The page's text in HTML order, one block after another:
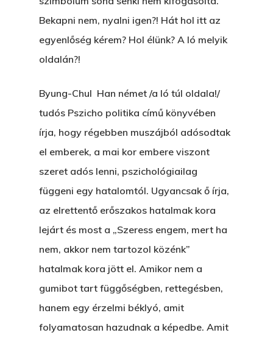
Bekapni nem, nyalni igen?! Hát hol itt az
egyenlőség kérem? Hol élünk? A ló melyik
oldalán?!
Byung-Chul Han német /a ló túl oldala!/
tudós Pszicho politika című könyvében
írja, hogy régebben muszájból adósodtak
el emberek, a mai kor embere viszont
szeret adós lenni, pszichológiailag
függeni egy hatalomtól. Ugyancsak ő írja,
az elrettentő erőszakos hatalmak kora
lejárt és most a „Szeress engem, mert ha
nem, akkor nem tartozol közénk”
hatalmak kora jött el. Amikor nem a
gumibot tart függőségben, rettegésben,
hanem egy érzelmi béklyó, amit
folyamatosan hazudnak a képedbe. Amit